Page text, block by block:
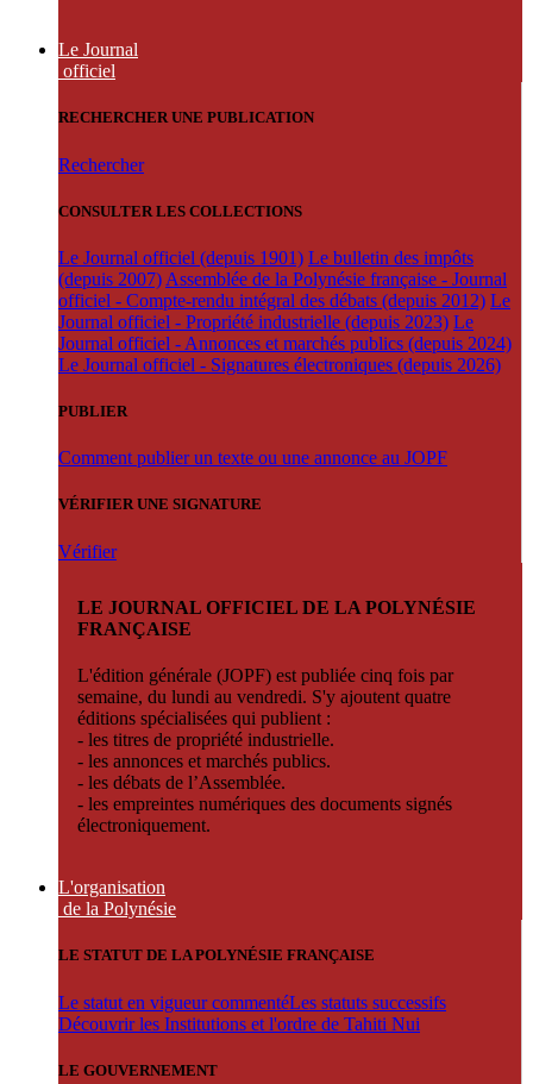
Le Journal
officiel
RECHERCHER UNE PUBLICATION
Rechercher
CONSULTER LES COLLECTIONS
Le Journal officiel (depuis 1901) Le bulletin des impôts
(depuis 2007) Assemblée de la Polynésie française - Journal
officiel - Compte-rendu intégral des débats (depuis 2012) Le
Journal officiel - Propriété industrielle (depuis 2023) Le
Journal officiel - Annonces et marchés publics (depuis 2024)
Le Journal officiel - Signatures électroniques (depuis 2026)
PUBLIER
Comment publier un texte ou une annonce au JOPF
VÉRIFIER UNE SIGNATURE
Vérifier
LE JOURNAL OFFICIEL DE LA POLYNÉSIE
FRANÇAISE
L'édition générale (JOPF) est publiée cinq fois par
semaine, du lundi au vendredi. S'y ajoutent quatre
éditions spécialisées qui publient :
- les titres de propriété industrielle.
- les annonces et marchés publics.
- les débats de l’Assemblée.
- les empreintes numériques des documents signés
électroniquement.
L'organisation
de la Polynésie
LE STATUT DE LA POLYNÉSIE FRANÇAISE
Le statut en vigueur commentéLes statuts successifs
Découvrir les Institutions et l'ordre de Tahiti Nui
LE GOUVERNEMENT